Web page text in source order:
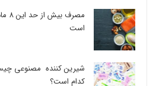
است
شیرین کننده مصنوعی
کدام است؟